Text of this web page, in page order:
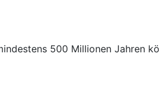
500 Millionen Jahren